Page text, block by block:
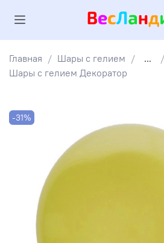
Главная Шары с гелием
...
Шары с гелием Декоратор
-31%